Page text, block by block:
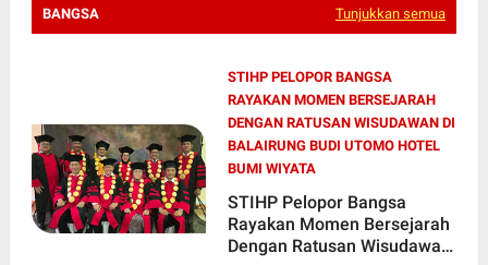
BANGSA
Tunjukkan semua
STIHP PELOPOR BANGSA
RAYAKAN MOMEN BERSEJARAH
DENGAN RATUSAN WISUDAWAN DI
BALAIRUNG BUDI UTOMO HOTEL
BUMI WIYATA
STIHP Pelopor Bangsa
Rayakan Momen Bersejarah
Dengan Ratusan Wisudawan